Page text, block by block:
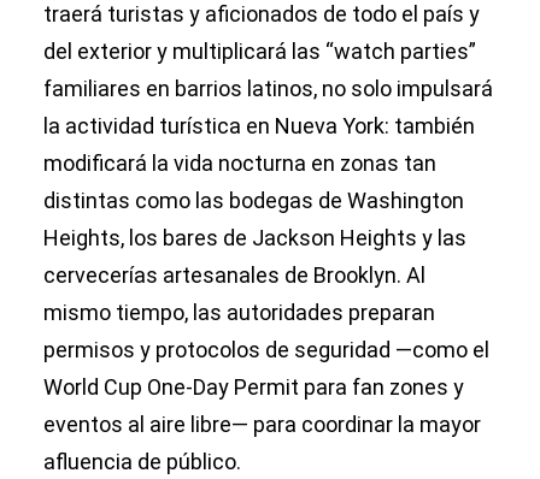
traerá turistas y aficionados de todo el país y
del exterior y multiplicará las “watch parties”
familiares en barrios latinos, no solo impulsará
la actividad turística en Nueva York: también
modificará la vida nocturna en zonas tan
distintas como las bodegas de Washington
Heights, los bares de Jackson Heights y las
cervecerías artesanales de Brooklyn. Al
mismo tiempo, las autoridades preparan
permisos y protocolos de seguridad —como el
World Cup One-Day Permit para fan zones y
eventos al aire libre— para coordinar la mayor
afluencia de público.